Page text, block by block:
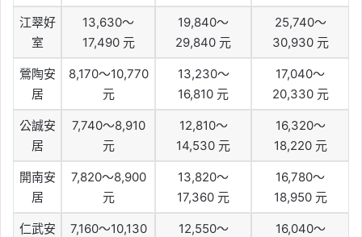
江翠好
室
13,630～
17,490 元
19,840～
29,840 元
25,740～
30,930 元
鶯陶安
居
8,170～10,770
元
13,230～
16,810 元
17,040～
20,330 元
公誠安
居
7,740～8,910
元
12,810～
14,530 元
16,320～
18,220 元
開南安
居
7,820～8,900
元
13,820～
17,360 元
16,780～
18,950 元
仁武安
7,160～10,130
12,550～
16,040～